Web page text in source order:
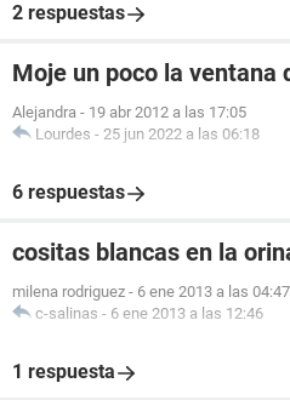
2 respuestas
Moje un poco la ventana
Alejandra - 19 abr 2012 a las 17:05
Lourdes - 25 jun 2022 a las 06:18
6 respuestas
cositas blancas en la
milena rodriguez - 6 ene 2013 a las 04:47
c-salinas - 6 ene 2013 a las 12:46
1 respuesta